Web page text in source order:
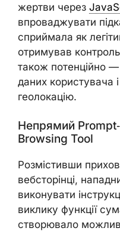
жертви через
впроваджувати
сприймала як
отримував
також потенційно
даних користувача
геолокацію.
Непрямий
Browsing Tool
Розмістивши
вебсторінці,
виконувати
виклику функції
створювало